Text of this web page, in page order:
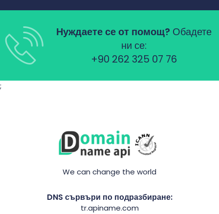
Нуждаете се от помощ? Обадете
ни се:
+90 262 325 07 76
;
We can change the world
DNS сървъри по подразбиране:
tr.apiname.com